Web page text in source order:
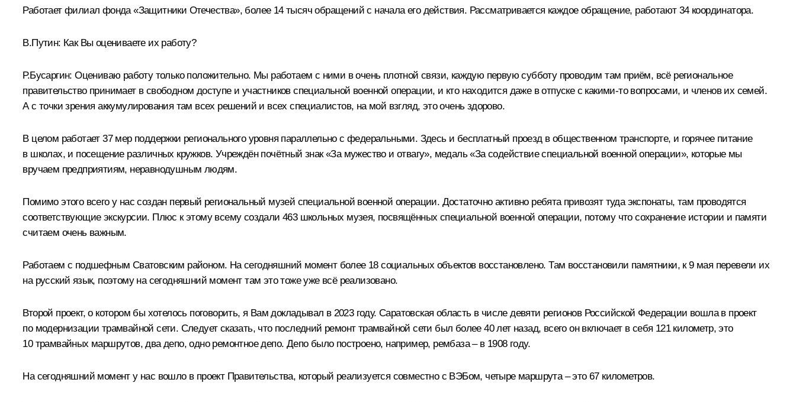
Работает филиал фонда «Защитники Отечества», более 14 тысяч обращений с начала его действия. Рассматривается каждое обращение, работают 34 координатора.
В.Путин: Как Вы оцениваете их работу?
Р.Бусаргин:Оцениваю работу только положительно. Мы работаем с ними в очень плотной связи, каждую первую субботу проводим там приём, всё региональное
правительство принимает в свободном доступе и участников специальной военной операции, и кто находится даже в отпуске с какими-то вопросами, и членов их семей.
А с точки зрения аккумулирования там всех решений и всех специалистов, на мой взгляд, это очень здорово.
В целом работает 37 мер поддержки регионального уровня параллельно с федеральными. Здесь и бесплатный проезд в общественном транспорте, и горячее питание
в школах, и посещение различных кружков. Учреждён почётный знак «За мужество и отвагу», медаль «За содействие специальной военной операции», которые мы
вручаем предприятиям, неравнодушным людям.
Помимо этого всего у нас создан первый региональный музей специальной военной операции. Достаточно активно ребята привозят туда экспонаты, там проводятся
соответствующие экскурсии. Плюс к этому всему создали 463 школьных музея, посвящённых специальной военной операции, потому что сохранение истории и памяти
считаем очень важным.
Работаем с подшефным Сватовским районом. На сегодняшний момент более 18 социальных объектов восстановлено. Там восстановили памятники, к 9 мая перевели их
на русский язык, поэтому на сегодняшний момент там это тоже уже всё реализовано.
Второй проект, о котором бы хотелось поговорить, я Вам докладывал в 2023 году. Саратовская область в числе девяти регионов Российской Федерации вошла в проект
по модернизации трамвайной сети. Следует сказать, что последний ремонт трамвайной сети был более 40 лет назад, всего он включает в себя 121 километр, это
10 трамвайных маршрутов, два депо, одно ремонтное депо. Депо было построено, например, рембаза – в 1908 году.
На сегодняшний момент у нас вошло в проект Правительства, который реализуется совместно с ВЭБом, четыре маршрута – это 67 километров.